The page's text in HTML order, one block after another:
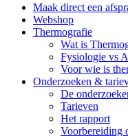
Maak direct een
Webshop
Thermografie
Wat is
Fysiologie vs
Voor wie is
Onderzoeken &
De
Tarieven
Het rapport
Voorbereiding